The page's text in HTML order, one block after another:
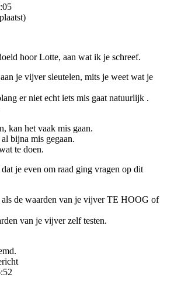
hoor Lotte, aan wat ik je schreef.
je vijver sleutelen, mits je weet wat je
er niet echt iets mis gaat natuurlijk .
kan het vaak mis gaan.
bijna mis gegaan.
te doen.
je even om raad ging vragen op dit
de waarden van je vijver TE HOOG of
van je vijver zelf testen.